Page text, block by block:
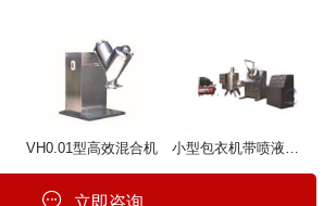
VH0.01型高效混合机
立即咨询